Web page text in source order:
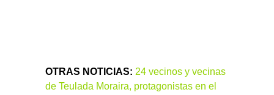
OTRAS NOTICIAS: 24 vecinos y vecinas
de Teulada Moraira, protagonistas en el